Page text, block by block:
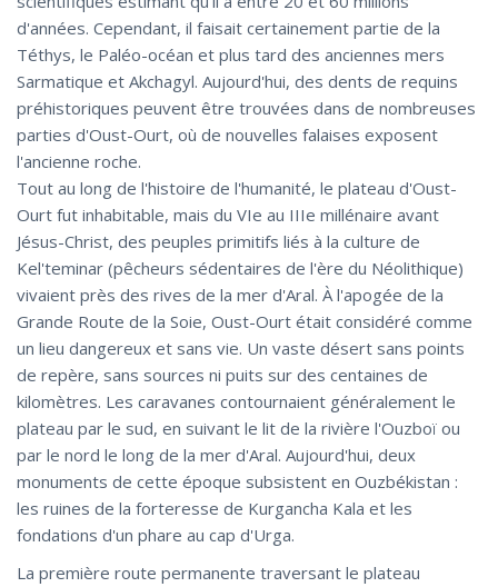
d'années. Cependant, il faisait certainement partie de la
Téthys, le Paléo-océan et plus tard des anciennes mers
Sarmatique et Akchagyl. Aujourd'hui, des dents de requins
préhistoriques peuvent être trouvées dans de nombreuses
parties d'Oust-Ourt, où de nouvelles falaises exposent
l'ancienne roche.
Tout au long de l'histoire de l'humanité, le plateau d'Oust-
Ourt fut inhabitable, mais du VIe au IIIe millénaire avant
Jésus-Christ, des peuples primitifs liés à la culture de
Kel'teminar (pêcheurs sédentaires de l'ère du Néolithique)
vivaient près des rives de la mer d'Aral. À l'apogée de la
Grande Route de la Soie, Oust-Ourt était considéré comme
un lieu dangereux et sans vie. Un vaste désert sans points
de repère, sans sources ni puits sur des centaines de
kilomètres. Les caravanes contournaient généralement le
plateau par le sud, en suivant le lit de la rivière l'Ouzboï ou
par le nord le long de la mer d'Aral. Aujourd'hui, deux
monuments de cette époque subsistent en Ouzbékistan :
les ruines de la forteresse de Kurgancha Kala et les
fondations d'un phare au cap d'Urga.
La première route permanente traversant le plateau